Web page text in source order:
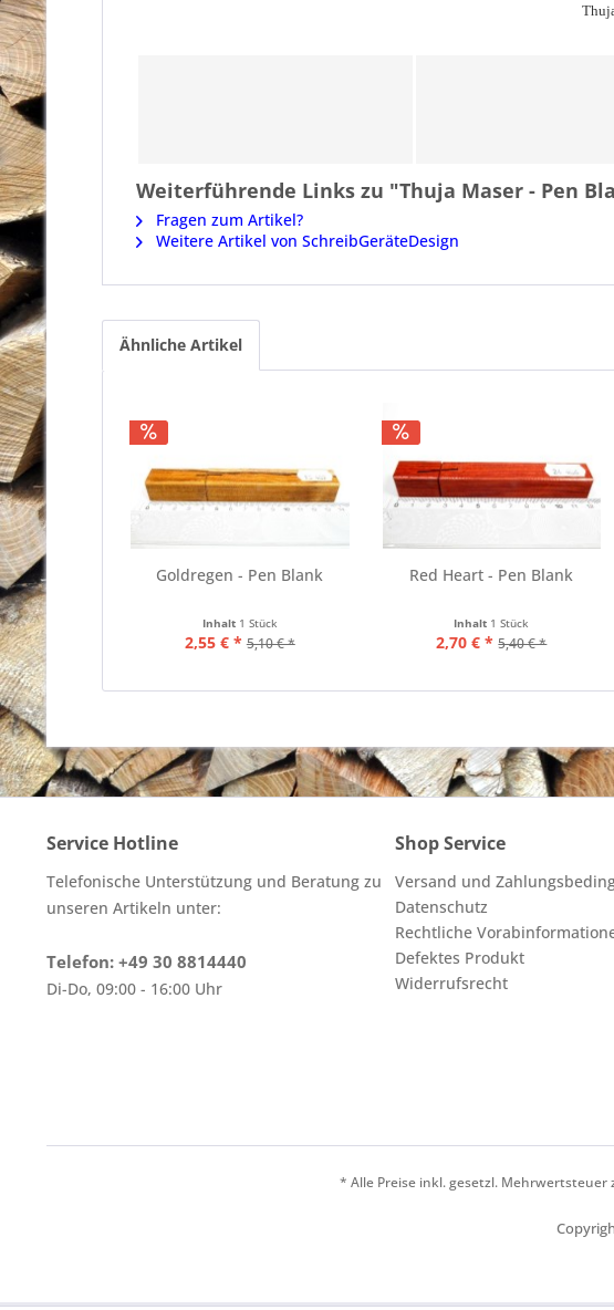
Weiterführende Links zu "Thuja Maser - Pen
Fragen zum Artikel?
Weitere Artikel von SchreibGeräteDesign
Ähnliche Artikel
Goldregen - Pen Blank
Inhalt 1 Stück
2,55 € * 5,10 € *
Red Heart - Pen Blank
Inhalt 1 Stück
2,70 € * 5,40 € *
Service Hotline
Telefonische Unterstützung und Beratung zu
unseren Artikeln unter:
Telefon: +49 30 8814440
Di-Do, 09:00 - 16:00 Uhr
Shop Service
Versand und
Datenschutz
Rechtliche
Defektes Produkt
Widerrufsrecht
* Alle Preise inkl. gesetzl. Mehrwertsteuer